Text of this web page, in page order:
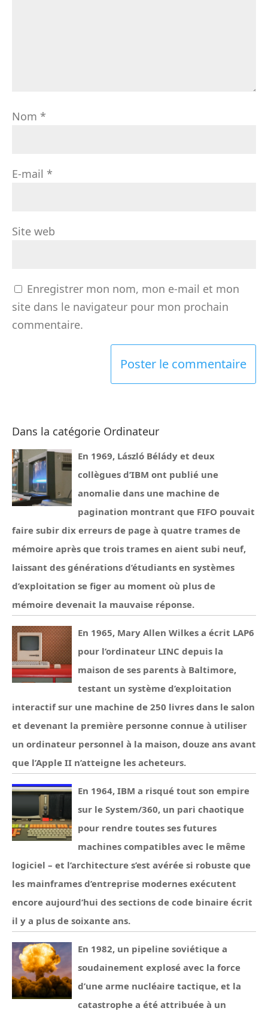
Nom *
E-mail *
Site web
Enregistrer mon nom, mon e-mail et mon
site dans le navigateur pour mon prochain
commentaire.
Dans la catégorie Ordinateur
En 1969, László Bélády et deux
collègues d’IBM ont publié une
anomalie dans une machine de
pagination montrant que FIFO pouvait
faire subir dix erreurs de page à quatre trames de
mémoire après que trois trames en aient subi neuf,
laissant des générations d’étudiants en systèmes
d’exploitation se figer au moment où plus de
mémoire devenait la mauvaise réponse.
En 1965, Mary Allen Wilkes a écrit LAP6
pour l’ordinateur LINC depuis la
maison de ses parents à Baltimore,
testant un système d’exploitation
interactif sur une machine de 250 livres dans le salon
et devenant la première personne connue à utiliser
un ordinateur personnel à la maison, douze ans avant
que l’Apple II n’atteigne les acheteurs.
En 1964, IBM a risqué tout son empire
sur le System/360, un pari chaotique
pour rendre toutes ses futures
machines compatibles avec le même
logiciel – et l’architecture s’est avérée si robuste que
les mainframes d’entreprise modernes exécutent
encore aujourd’hui des sections de code binaire écrit
il y a plus de soixante ans.
En 1982, un pipeline soviétique a
soudainement explosé avec la force
d’une arme nucléaire tactique, et la
catastrophe a été attribuée à un